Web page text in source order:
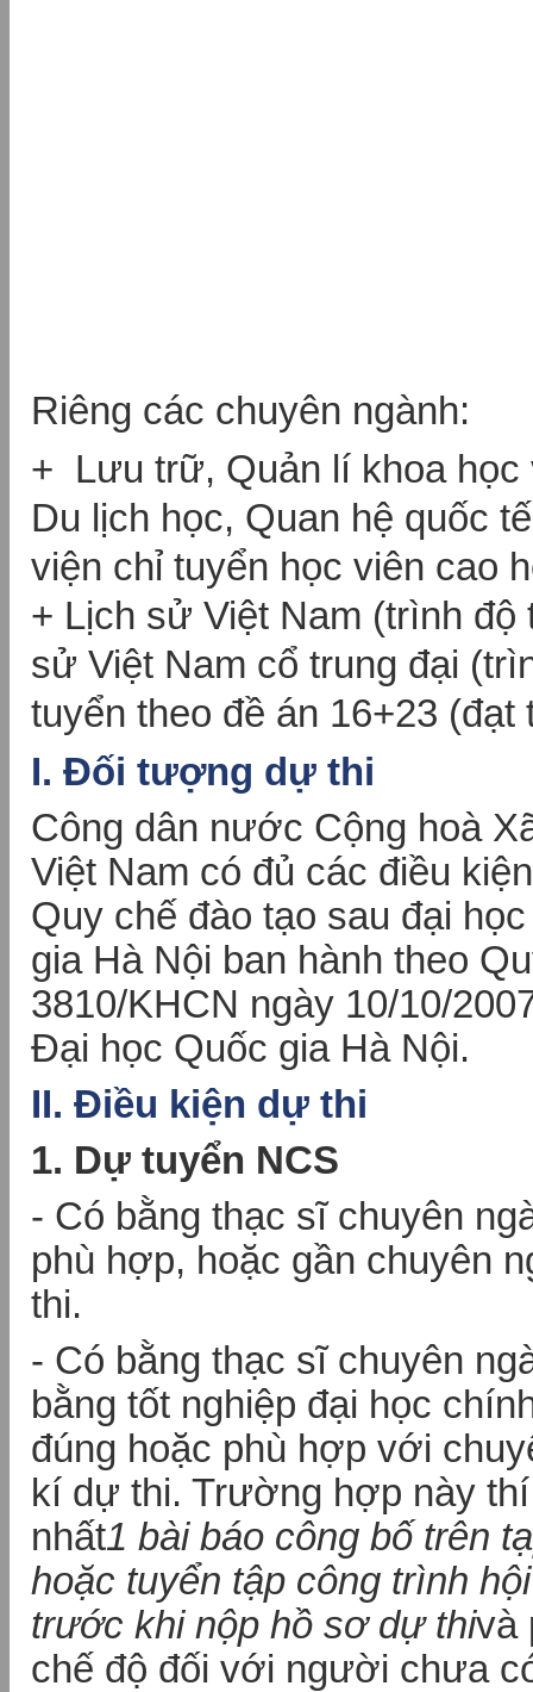
Riêng các chuyên ngành:
+ Lưu trữ, Quản lí khoa học
Du lịch học, Quan hệ quốc
viện chỉ tuyển học viên cao
+ Lịch sử Việt Nam (trình độ
sử Việt Nam cổ trung đại
tuyển theo đề án 16+23 (đạt
I. Đối tượng dự thi
Công dân nước Cộng hoà
Việt Nam có đủ các điều
Quy chế đào tạo sau đại
gia Hà Nội ban hành theo
3810/KHCN ngày 10/10/
Đại học Quốc gia Hà Nội.
II. Điều kiện dự thi
1. Dự tuyển NCS
- Có bằng thạc sĩ chuyên
phù hợp, hoặc gần chuyên
thi.
- Có bằng thạc sĩ chuyên
bằng tốt nghiệp đại học
đúng hoặc phù hợp với
kí dự thi. Trường hợp này
nhất1 bài báo công bố trên
hoặc tuyển tập công trình
trước khi nộp hồ sơ dự thivà
chế độ đối với người chưa